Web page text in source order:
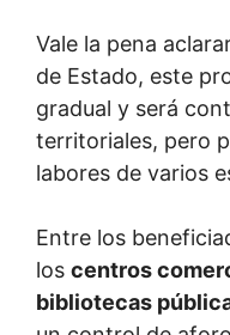
Vale la pena
de Estado, este
gradual y será
territoriales, pero
labores de varios
Entre los
los centros
bibliotecas